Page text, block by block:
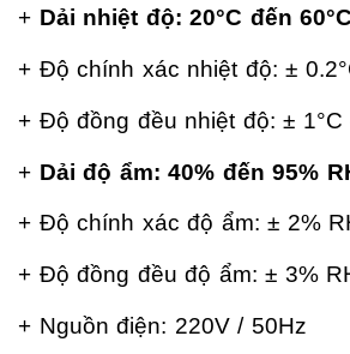
+ Dải nhiệt độ: 20°C đến 60°C
+ Độ chính xác nhiệt độ: ±
+ Độ đồng đều nhiệt độ: ± 1°C
+ Dải độ ẩm: 40% đến 95%
+ Độ chính xác độ ẩm: ± 2%
+ Độ đồng đều độ ẩm: ± 3%
+ Nguồn điện: 220V / 50Hz